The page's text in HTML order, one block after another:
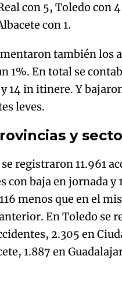
con 5, Toledo con
con 1.
también los
1%. En total se
14 in itinere. Y
leves.
y
registraron 11.961
con baja en jornada y
menos que en el
En Toledo se
2.305 en
1.887 en